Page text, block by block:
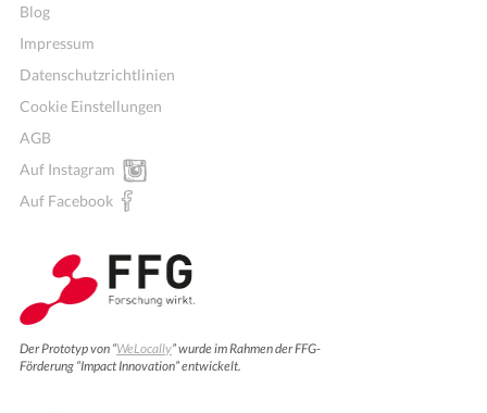
Blog
Impressum
Datenschutzrichtlinien
Cookie Einstellungen
AGB
Auf Instagram
Auf Facebook
Der Prototyp von “WeLocally” wurde im Rahmen der FFG-
Förderung “Impact Innovation” entwickelt.